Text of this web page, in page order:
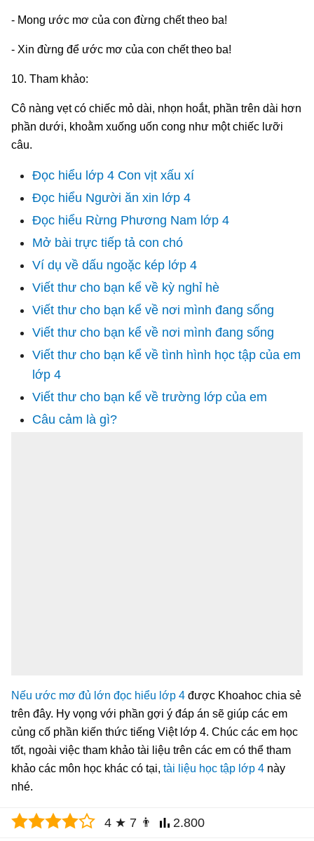
- Mong ước mơ của con đừng chết theo ba!
- Xin đừng để ước mơ của con chết theo ba!
10. Tham khảo:
Cô nàng vẹt có chiếc mỏ dài, nhọn hoắt, phần trên dài hơn
phần dưới, khoằm xuống uốn cong như một chiếc lưỡi
câu.
Đọc hiểu lớp 4 Con vịt xấu xí
Đọc hiểu Người ăn xin lớp 4
Đọc hiểu Rừng Phương Nam lớp 4
Mở bài trực tiếp tả con chó
Ví dụ về dấu ngoặc kép lớp 4
Viết thư cho bạn kể về kỳ nghỉ hè
Viết thư cho bạn kể về nơi mình đang sống
Viết thư cho bạn kể về nơi mình đang sống
Viết thư cho bạn kể về tình hình học tập của em
lớp 4
Viết thư cho bạn kể về trường lớp của em
Câu cảm là gì?
Nếu ước mơ đủ lớn đọc hiểu lớp 4 được Khoahoc chia sẻ
trên đây. Hy vọng với phần gợi ý đáp án sẽ giúp các em
củng cố phần kiến thức tiếng Việt lớp 4. Chúc các em học
tốt, ngoài việc tham khảo tài liệu trên các em có thể tham
khảo các môn học khác có tại, tài liệu học tập lớp 4 này
nhé.
4 ★ 7 👨 2.800